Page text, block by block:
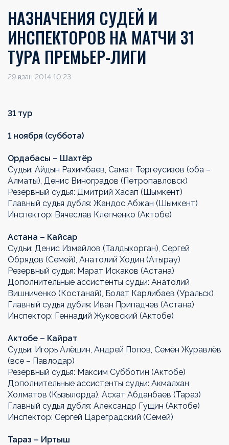
НАЗНАЧЕНИЯ СУДЕЙ И
ИНСПЕКТОРОВ НА МАТЧИ 31
ТУРА ПРЕМЬЕР-ЛИГИ
29 қазан 2014 10:23
31 тур
1 ноября (суббота)
Ордабасы – Шахтёр
Судьи: Айдын Рахимбаев, Самат Тергеусизов (оба –
Алматы), Денис Виноградов (Петропавловск)
Резервный судья: Дмитрий Хасап (Шымкент)
Главный судья дубля: Жандос Абжан (Шымкент)
Инспектор: Вячеслав Клепченко (Актобе)
Астана – Кайсар
Судьи: Денис Измайлов (Талдыкорган), Сергей
Обрядов (Семей), Анатолий Ходин (Атырау)
Резервный судья: Марат Искаков (Астана)
Дополнительные ассистенты судьи: Анатолий
Вишниченко (Костанай), Болат Карлибаев (Уральск)
Главный судья дубля: Иван Припадчев (Астана)
Инспектор: Геннадий Жуковский (Актобе)
Актобе – Кайрат
Судьи: Игорь Алёшин, Андрей Попов, Семён Журавлёв
(все – Павлодар)
Резервный судья: Максим Субботин (Актобе)
Дополнительные ассистенты судьи: Акмалхан
Холматов (Кызылорда), Асхат Абданбаев (Тараз)
Главный судья дубля: Александр Гущин (Актобе)
Инспектор: Сергей Цареградский (Семей)
Тараз – Иртыш